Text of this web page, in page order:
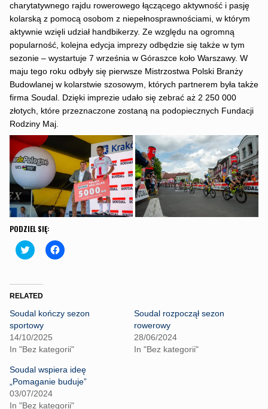
charytatywnego rajdu rowerowego łączącego aktywność i pasję
kolarską z pomocą osobom z niepełnosprawnościami, w którym
aktywnie wzięli udział handbikerzy. Ze względu na ogromną
popularność, kolejna edycja imprezy odbędzie się także w tym
sezonie – wystartuje 7 września w Góraszce koło Warszawy. W
maju tego roku odbyły się pierwsze Mistrzostwa Polski Branży
Budowlanej w kolarstwie szosowym, których partnerem była także
firma Soudal. Dzięki imprezie udało się zebrać aż 2 250 000
złotych, które przeznaczone zostaną na podopiecznych Fundacji
Rodziny Maj.
PODZIEL SIĘ:
C
l
t
o
h
a
r
e
o
n
w
i
t
t
e
r
C
l
h
a
n
c
e
b
o
RELATED
Soudal kończy sezon
sportowy
14/10/2025
In "Bez kategorii"
Soudal rozpoczął sezon
rowerowy
28/06/2024
In "Bez kategorii"
Soudal wspiera ideę
„Pomaganie buduje”
03/07/2024
In "Bez kategorii"